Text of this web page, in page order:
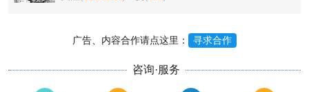
广告、内容合作请点这里： 寻求合作
咨询·服务